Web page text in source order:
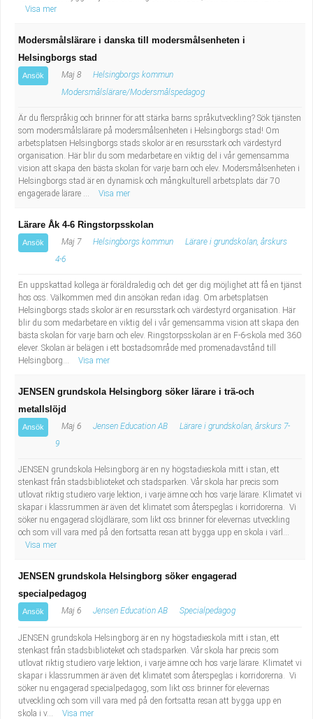
Visa mer
Modersmålslärare i danska till modersmålsenheten i
Helsingborgs stad
Ansök Maj 8
Helsingborgs kommun
Modersmålslärare/Modersmålspedagog
Är du flerspråkig och brinner för att stärka barns språkutveckling? Sök tjänsten
som modersmålslärare på modersmålsenheten i Helsingborgs stad! Om
arbetsplatsen Helsingborgs stads skolor är en resursstark och värdestyrd
organisation. Här blir du som medarbetare en viktig del i vår gemensamma
vision att skapa den bästa skolan för varje barn och elev. Modersmålsenheten i
Helsingborgs stad är en dynamisk och mångkulturell arbetsplats där 70
engagerade lärare ...
Visa mer
Lärare Åk 4-6 Ringstorpsskolan
Ansök Maj 7 Helsingborgs kommun
Lärare i grundskolan, årskurs
4-6
En uppskattad kollega är föräldraledig och det ger dig möjlighet att få en tjänst
hos oss. Välkommen med din ansökan redan idag. Om arbetsplatsen
Helsingborgs stads skolor är en resursstark och värdestyrd organisation. Här
blir du som medarbetare en viktig del i vår gemensamma vision att skapa den
bästa skolan för varje barn och elev. Ringstorpsskolan är en F-6-skola med 360
elever. Skolan är belägen i ett bostadsområde med promenadavstånd till
Helsingborg...
Visa mer
JENSEN grundskola Helsingborg söker lärare i trä-och
metallslöjd
Ansök Maj 6 Jensen Education AB
Lärare i grundskolan, årskurs 7-
9
JENSEN grundskola Helsingborg är en ny högstadieskola mitt i stan, ett
stenkast från stadsbiblioteket och stadsparken. Vår skola har precis som
utlovat riktig studiero varje lektion, i varje ämne och hos varje lärare. Klimatet vi
skapar i klassrummen är även det klimatet som återspeglas i korridorerna. Vi
söker nu engagerad slöjdlärare, som likt oss brinner för elevernas utveckling
och som vill vara med på den fortsatta resan att bygga upp en skola i värl...
Visa mer
JENSEN grundskola Helsingborg söker engagerad
specialpedagog
Ansök Maj 6 Jensen Education AB Specialpedagog
JENSEN grundskola Helsingborg är en ny högstadieskola mitt i stan, ett
stenkast från stadsbiblioteket och stadsparken. Vår skola har precis som
utlovat riktig studiero varje lektion, i varje ämne och hos varje lärare. Klimatet vi
skapar i klassrummen är även det klimatet som återspeglas i korridorerna. Vi
söker nu engagerad specialpedagog, som likt oss brinner för elevernas
utveckling och som vill vara med på den fortsatta resan att bygga upp en
skola i v...
Visa mer